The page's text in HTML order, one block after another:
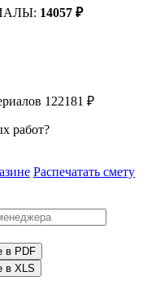
14057 ₽
122181 ₽
работ?
Распечатать смету
в PDF
в XLS